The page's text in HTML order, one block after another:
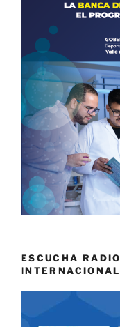
ESCUCHA
INTERNACIONAL